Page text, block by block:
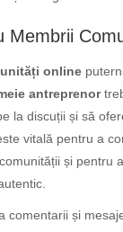
Membrii
online
antreprenor
la discuții și să
vitală pentru a
și pentru
comentarii și